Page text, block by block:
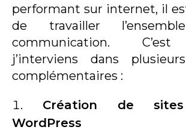
performant sur internet, il
de travailler
communication.
j’interviens dans
complémentaires :
Création de
WordPress